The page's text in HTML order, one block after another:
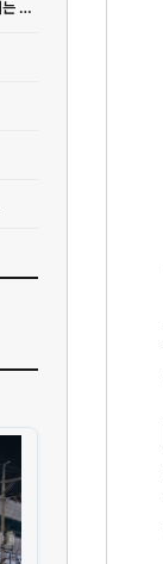
[사업] 작은 에어비엔비로 시작해 5년만에 연매출 700억, 모텔 만들어 돈버는 37살